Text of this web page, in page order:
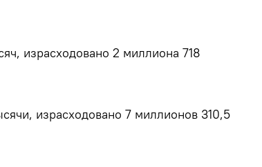
израсходовано 2 миллиона 718
израсходовано 7 миллионов 310,5